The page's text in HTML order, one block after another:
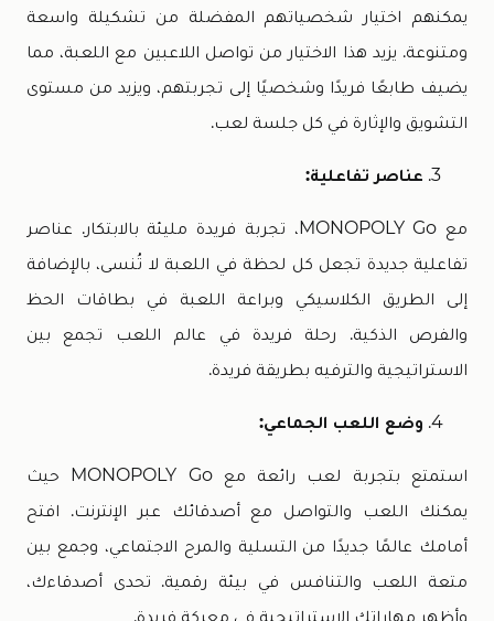
يمكنهم اختيار شخصياتهم المفضلة من تشكيلة واسعة
ومتنوعة. يزيد هذا الاختيار من تواصل اللاعبين مع اللعبة، مما
يضيف طابعًا فريدًا وشخصيًا إلى تجربتهم، ويزيد من مستوى
التشويق والإثارة في كل جلسة لعب.
عناصر تفاعلية:
مع MONOPOLY Go، تجربة فريدة مليئة بالابتكار. عناصر
تفاعلية جديدة تجعل كل لحظة في اللعبة لا تُنسى، بالإضافة
إلى الطريق الكلاسيكي وبراعة اللعبة في بطاقات الحظ
والفرص الذكية. رحلة فريدة في عالم اللعب تجمع بين
الاستراتيجية والترفيه بطريقة فريدة.
وضع اللعب الجماعي:
استمتع بتجربة لعب رائعة مع MONOPOLY Go حيث
يمكنك اللعب والتواصل مع أصدقائك عبر الإنترنت. افتح
أمامك عالمًا جديدًا من التسلية والمرح الاجتماعي، وجمع بين
متعة اللعب والتنافس في بيئة رقمية. تحدى أصدقاءك،
وأظهر مهاراتك الاستراتيجية في معركة فريدة.